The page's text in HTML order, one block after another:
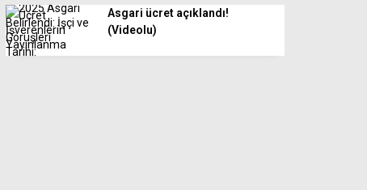
Asgari ücret açıklandı!
(Videolu)